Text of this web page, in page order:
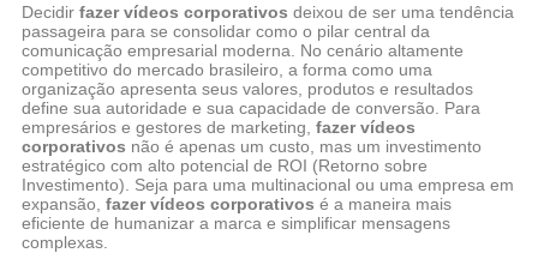
Decidir fazer vídeos corporativos deixou de ser uma tendência
passageira para se consolidar como o pilar central da
comunicação empresarial moderna. No cenário altamente
competitivo do mercado brasileiro, a forma como uma
organização apresenta seus valores, produtos e resultados
define sua autoridade e sua capacidade de conversão. Para
empresários e gestores de marketing, fazer vídeos
corporativos não é apenas um custo, mas um investimento
estratégico com alto potencial de ROI (Retorno sobre
Investimento). Seja para uma multinacional ou uma empresa em
expansão, fazer vídeos corporativos é a maneira mais
eficiente de humanizar a marca e simplificar mensagens
complexas.